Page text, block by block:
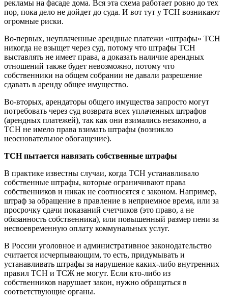
рекламы на фасаде дома. Вся эта схема работает ровно до тех
пор, пока дело не дойдет до суда. И вот тут у ТСН возникают
огромные риски.
Во-первых, неуплаченные арендные платежи «штрафы» ТСН
никогда не взыщет через суд, потому что штрафы ТСН
выставлять не имеет права, а доказать наличие арендных
отношений также будет невозможно, потому что
собственники на общем собрании не давали разрешение
сдавать в аренду общее имущество.
Во-вторых, арендаторы общего имущества запросто могут
потребовать через суд возврата всех уплаченных штрафов
(арендных платежей), так как они взимались незаконно, а
ТСН не имело права взимать штрафы (возникло
неосновательное обогащение).
ТСН пытается навязать собственные штрафы
В практике известны случаи, когда ТСН устанавливало
собственные штрафы, которые ограничивают права
собственников и никак не соотносятся с законом. Например,
штраф за обращение в правление в неприемное время, или за
просрочку сдачи показаний счетчиков (это право, а не
обязанность собственника), или повышенный размер пени за
несвоевременную оплату коммунальных услуг.
В России уголовное и административное законодательство
считается исчерпывающим, то есть, придумывать и
устанавливать штрафы за нарушение каких-либо внутренних
правил ТСН и ТСЖ не могут. Если кто-либо из
собственников нарушает закон, нужно обращаться в
соответствующие органы.